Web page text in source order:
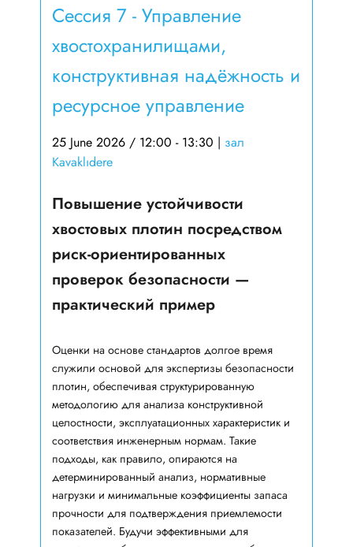
Сессия 7 - Управление
хвостохранилищами,
конструктивная надёжность и
ресурсное управление
25 June 2026 / 12:00 - 13:30 | зал
Kavaklıdere
Повышение устойчивости
хвостовых плотин посредством
риск-ориентированных
проверок безопасности —
практический пример
Оценки на основе стандартов долгое время
служили основой для экспертизы безопасности
плотин, обеспечивая структурированную
методологию для анализа конструктивной
целостности, эксплуатационных характеристик и
соответствия инженерным нормам. Такие
подходы, как правило, опираются на
детерминированный анализ, нормативные
нагрузки и минимальные коэффициенты запаса
прочности для подтверждения приемлемости
показателей. Будучи эффективными для